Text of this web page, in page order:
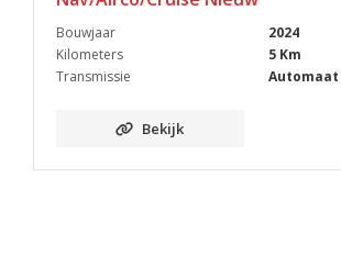
Bouwjaar
2024
Kilometers
5 Km
Transmissie
Automaat
Bekijk